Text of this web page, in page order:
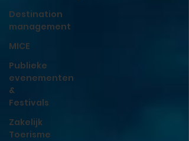
Destination
management
MICE
Publieke
evenementen
&
Festivals
Zakelijk
Toerisme